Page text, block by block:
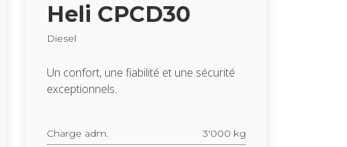
Heli CPCD30
Die­sel
Un confort, une fia­bi­lité et une sécu­rité
excep­tion­nels.
Charge adm. 3'000 kg